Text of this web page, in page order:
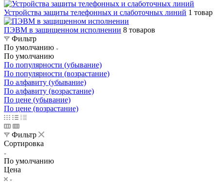
Устройства защиты телефонных и слаботочных линий 1 товар
ПЭВМ в защищенном исполнении 8 товаров
Фильтр
По умолчанию
По умолчанию
По популярности (убывание)
По популярности (возрастание)
По алфавиту (убывание)
По алфавиту (возрастание)
По цене (убывание)
По цене (возрастание)
Фильтр
Сортировка
По умолчанию
Цена